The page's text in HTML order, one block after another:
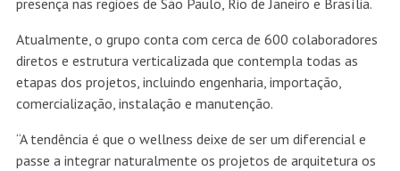
presença nas regiões de São Paulo, Rio de Janeiro e Brasília.
Atualmente, o grupo conta com cerca de 600 colaboradores
diretos e estrutura verticalizada que contempla todas as
etapas dos projetos, incluindo engenharia, importação,
comercialização, instalação e manutenção.
“A tendência é que o wellness deixe de ser um diferencial e
passe a integrar naturalmente os projetos de arquitetura os